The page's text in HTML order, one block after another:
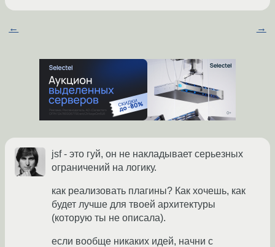
← →
jsf - это гуй, он не накладывает серьезных
ограничений на логику.
как реализовать плагины? Как хочешь, как
будет лучше для твоей архитектуры
(которую ты не описала).
если вообще никаких идей, начни с